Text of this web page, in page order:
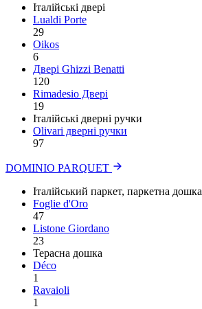
Італійські двері
Lualdi Porte
29
Oikos
6
Двері Ghizzi Benatti
120
Rimadesio Двері
19
Італійські дверні ручки
Olivari дверні ручки
97
DOMINIO PARQUET
Італійський паркет, паркетна дошка
Foglie d'Oro
47
Listone Giordano
23
Терасна дошка
Déco
1
Ravaioli
1